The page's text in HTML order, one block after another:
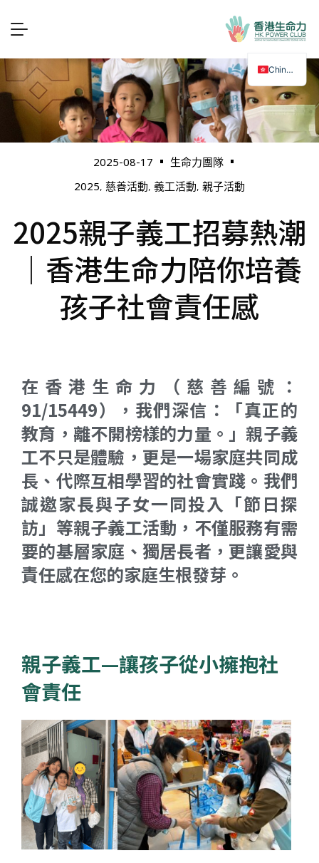
2025-08-17
生命力團隊
2025, 慈善活動, 義工活動, 親子活動
2025親子義工招募熱潮
｜香港生命力陪你培養
孩子社會責任感
在香港生命力（慈善編號：
91/15449），我們深信：「真正的
教育，離不開榜樣的力量。」親子義
工不只是體驗，更是一場家庭共同成
長、代際互相學習的社會實踐。我們
誠邀家長與子女一同投入「節日探
訪」等親子義工活動，不僅服務有需
要的基層家庭、獨居長者，更讓愛與
責任感在您的家庭生根發芽。
親子義工—讓孩子從小擁抱社
會責任
Chinese